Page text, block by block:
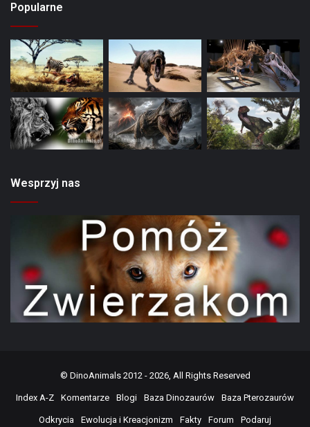
Popularne
Wesprzyj nas
© DinoAnimals2012 - 2026, All Rights Reserved
Index A-Z Komentarze Blogi Baza Dinozaurów Baza Pterozaurów
Odkrycia Ewolucja i Kreacjonizm Fakty Forum Podaruj